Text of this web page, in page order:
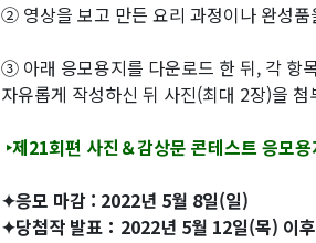
② 영상을 보고 만든 요리 과정이나 완성
③ 아래 응모용지를 다운로드 한 뒤, 각 항
자유롭게 작성하신 뒤 사진(최대 2장)을 첨
‣제21회편 사진＆감상문 콘테스트 응모
✦응모 마감 : 2022년 5월 8일(일)
✦당첨작 발표：2022년 5월 12일(목) 이후